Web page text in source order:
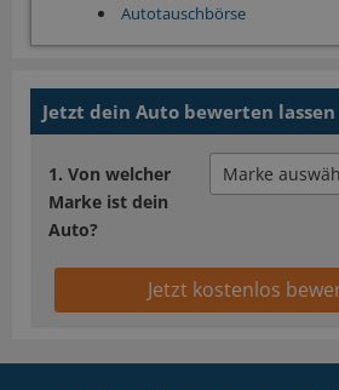
Autotauschbörse
Jetzt dein Auto bewerten lassen
Von welcher
Marke ist dein
Auto?
Jetzt kostenlos